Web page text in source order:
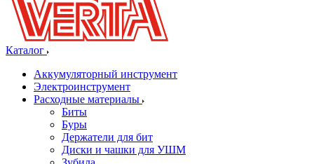
Каталог
Аккумуляторный инструмент
Электроинструмент
Расходные материалы
Биты
Буры
Держатели для бит
Диски и чашки для УШМ